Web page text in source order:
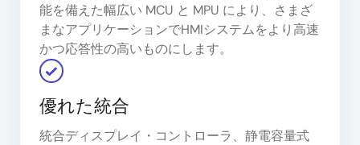
能を備えた幅広い MCU と MPU により、さまざ
まなアプリケーションでHMIシステムをより高速
かつ応答性の高いものにします。
優れた統合
統合ディスプレイ・コントローラ、静電容量式